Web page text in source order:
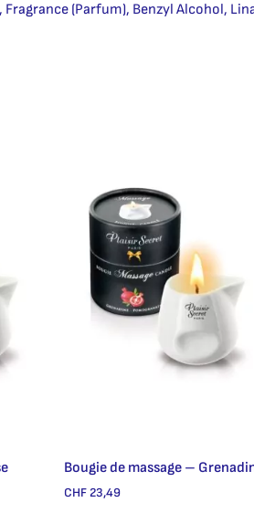
(Parfum), Benzyl Alcohol,
Bougie de massage –
CHF23,49